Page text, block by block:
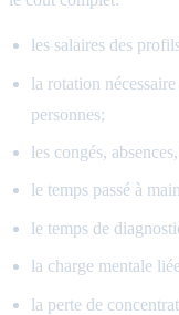
les salaires des
la rotation
personnes;
les congés,
le temps passé à
le temps de
la charge mentale
la perte de